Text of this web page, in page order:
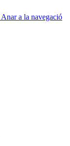
Anar a la navegació